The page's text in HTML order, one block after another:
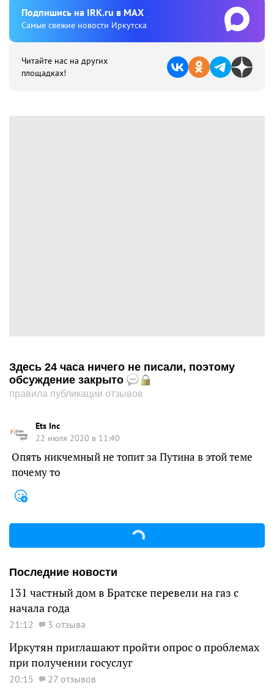
Подпишиcь на IRK.ru в MAX
Cамые свежие новости Иркутска
Читайте нас на других
площадках!
Здесь 24 часа ничего не писали, поэтому
обсуждение закрыто
правила публикации отзывов
Ets Inc
22 июля 2020 в 11:40
Опять никчемный не топит за Путина в этой теме
почему то
Последние новости
131 частный дом в Братске перевели на газ с
начала года
21:12 3 отзыва
Иркутян приглашают пройти опрос о проблемах
при получении госуслуг
20:15 27 отзывов